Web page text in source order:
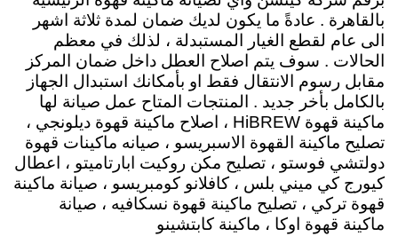
بالقاهرة . عادةً ما يكون لديك ضمان لمدة ثلاثة اشهر
الى عام لقطع الغيار المستبدلة ، لذلك في معظم
الحالات . سوف يتم اصلاح العطل داخل ضمان المركز
مقابل رسوم الانتقال فقط او بأمكانك استبدال الجهاز
بالكامل بأخر جديد . المنتجات المتاح عمل صيانة لها
ماكينة قهوة HiBREW ، اصلاح ماكينة قهوة ديلونجي ،
تصليح ماكينة القهوة الاسبريسو ، صيانه ماكينات قهوة
دولتشي فوستو ، تصليح مكن روكيت ابارتاميتو ، اعطال
كيورج كي ميني بلس ، كافلانو كومبريسو ، صيانة ماكينة
قهوة تركي ، تصليح ماكينة قهوة نسكافيه ، صيانة
ماكينة قهوة اوكا ، ماكينة كابتشينو